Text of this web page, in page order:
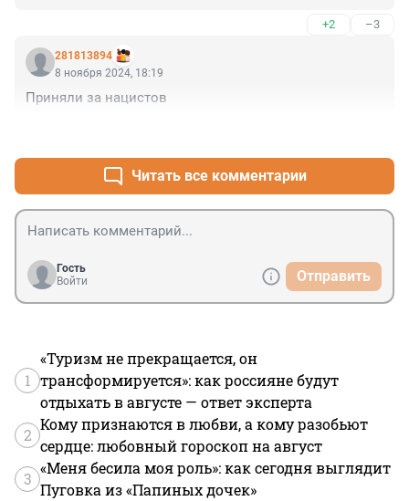
+2 –3
281813894
8 ноября 2024, 18:19
Приняли за нацистов
Читать все комментарии
Гость
Войти
Отправить
1
«Туризм не прекращается, он
трансформируется»: как россияне будут
отдыхать в августе — ответ эксперта
2
Кому признаются в любви, а кому разобьют
сердце: любовный гороскоп на август
3
«Меня бесила моя роль»: как сегодня выглядит
Пуговка из «Папиных дочек»